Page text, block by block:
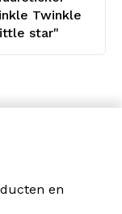
Twinkle
star"
en